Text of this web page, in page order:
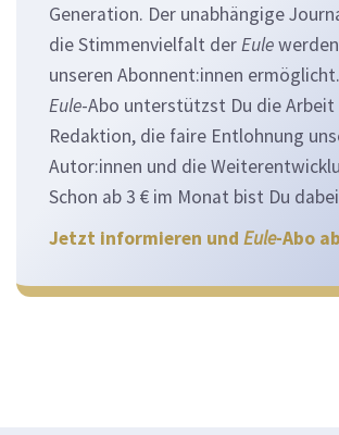
Generation. Der unabhängige
die Stimmenvielfalt derEule
unseren Abonnent:innen
Eule-Abo unterstützst Du die Arbeit
Redaktion, die faire Entlohnung
Autor:innen und die
Schon ab 3 € im Monat bist Du
Jetzt informieren und Eule-Abo